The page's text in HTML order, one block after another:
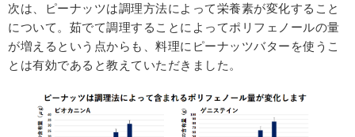
次は、ピーナッツは調理方法によって栄養素が変化すること
について。茹でて調理することによってポリフェノールの量
が増えるという点からも、料理にピーナッツバターを使うこ
とは有効であると教えていただきました。